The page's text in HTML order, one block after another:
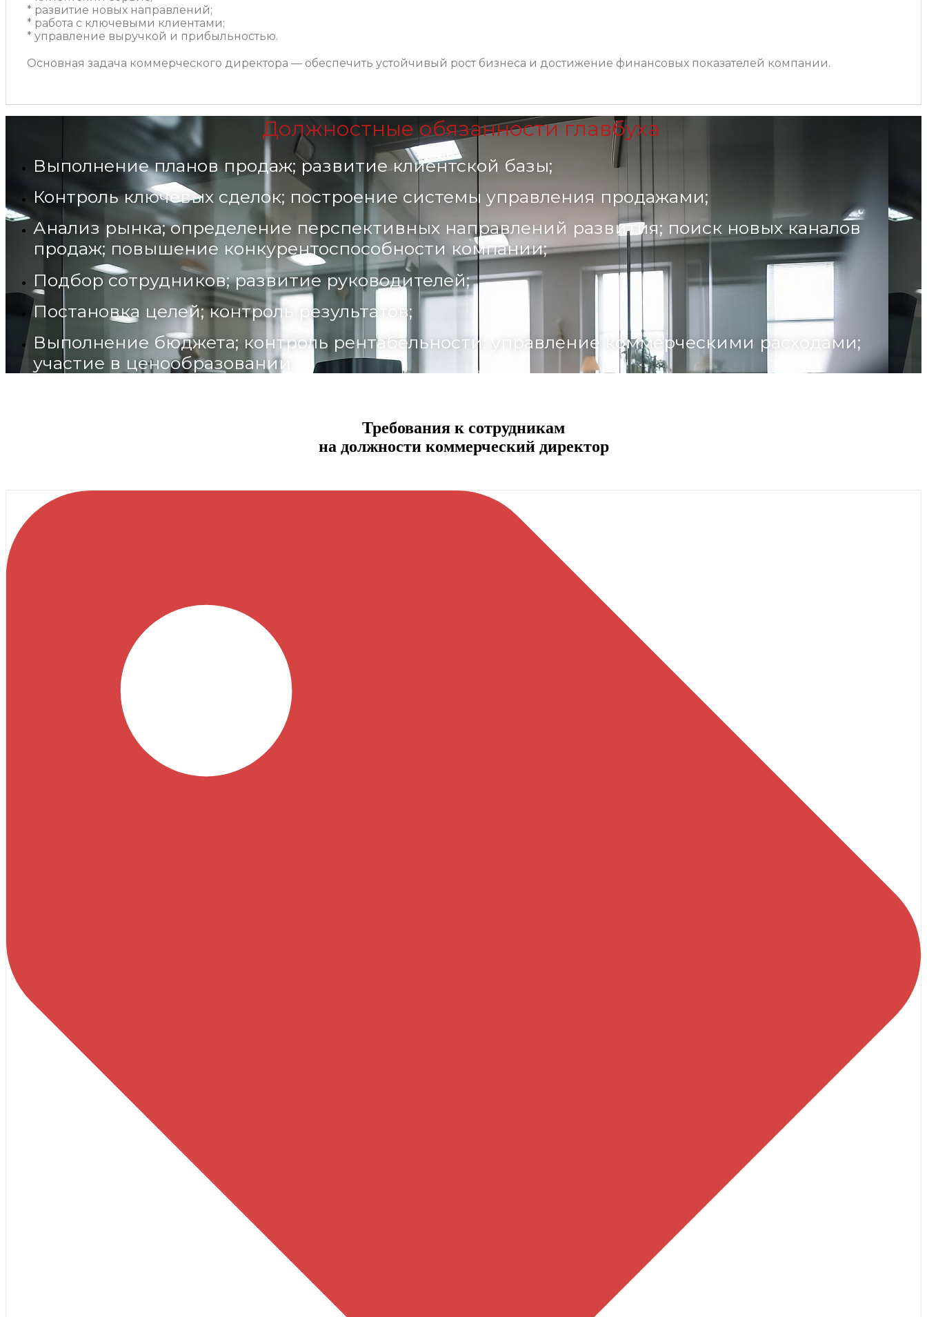
* развитие новых направлений;
* работа с ключевыми клиентами;
* управление выручкой и прибыльностью.
Основная задача коммерческого директора — обеспечить устойчивый рост бизнеса и достижение финансовых показателей компании.
Должностные обязанности главбуха
Выполнение планов продаж; развитие клиентской базы;
Контроль ключевых сделок; построение системы управления продажами;
Анализ рынка; определение перспективных направлений развития; поиск новых каналов
продаж; повышение конкурентоспособности компании;
Подбор сотрудников; развитие руководителей;
Постановка целей; контроль результатов;
Выполнение бюджета; контроль рентабельности; управление коммерческими расходами;
участие в ценообразовании.
Требования к сотрудникам
на должности коммерческий директор